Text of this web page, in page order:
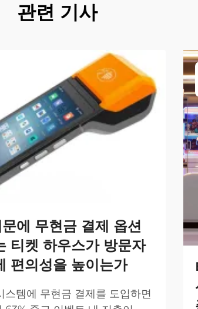
관련 기사
에 무현금 결제 옵션
티켓 하우스가 방문자
편의성을 높이는가
스템에 무현금 결제를 도입하면